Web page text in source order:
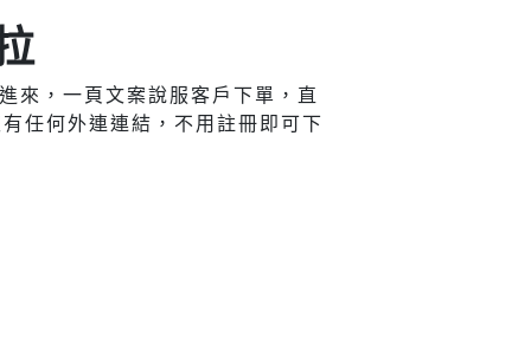
來，一頁文案說服客戶下單，直
任何外連連結，不用註冊即可下